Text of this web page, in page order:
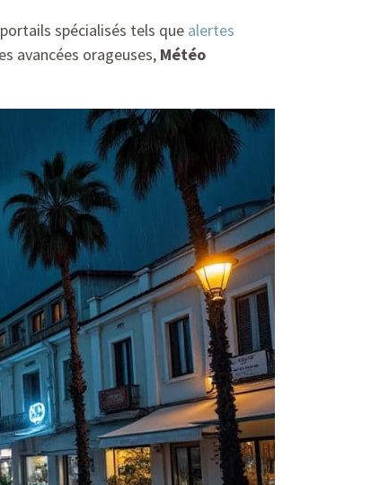
spécialisés tels que alertes
avancées orageuses, Météo